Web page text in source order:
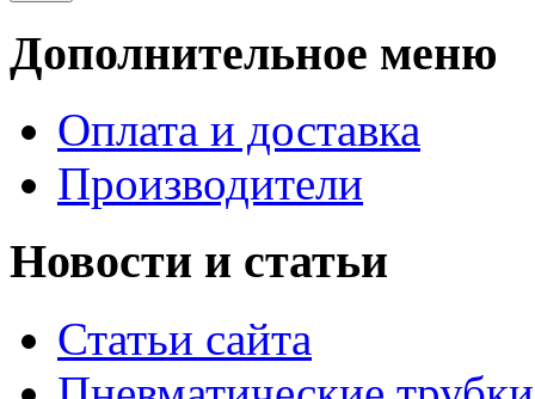
Дополнительное меню
Оплата и доставка
Производители
Новости и статьи
Статьи сайта